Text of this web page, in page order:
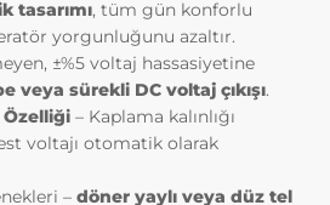
testleri)
cihazları
Sistemleri
tasarımı, tüm gün konforlu
yorgunluğunu azaltır.
±%5 voltaj hassasiyetine
veya sürekli DC voltaj çıkışı.
Özelliği – Kaplama kalınlığı
voltajı otomatik olarak
– döner yaylı veya düz tel
Bu veriler,
incelediğiniz hizmet ve
dil seçeneği ve
dair bilgileri
ve KULLANIM
internet siteleri